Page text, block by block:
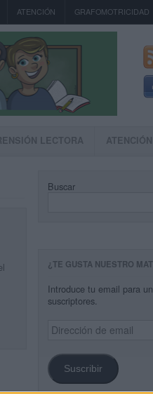
ATENCIÓN GRAFOMOTRICIDAD
LECTORA ATENCIÓN
Buscar
¿TE GUSTA NUESTRO
Introduce tu email para
suscriptores.
Dirección
de
Suscribir